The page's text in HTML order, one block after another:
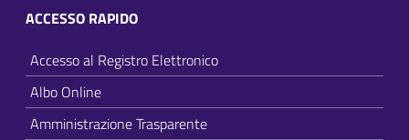
ACCESSO RAPIDO
Accesso al Registro Elettronico
Albo Online
Amministrazione Trasparente